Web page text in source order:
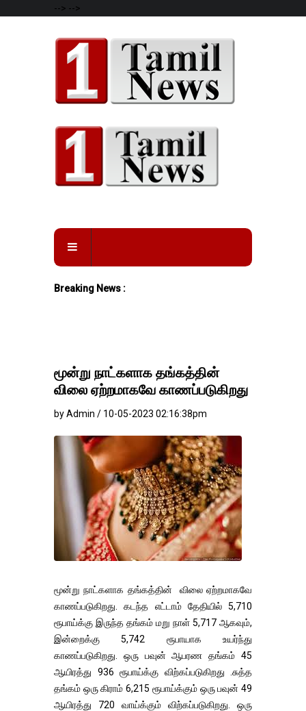
--> -->
Breaking News :
மூன்று நாட்களாக தங்கத்தின்
விலை ஏற்றமாகவே காணப்படுகிறது
by Admin / 10-05-2023 02:16:38pm
மூன்று நாட்களாக தங்கத்தின் விலை ஏற்றமாகவே
காணப்படுகிறது. கடந்த எட்டாம் தேதியில் 5,710
ரூபாய்க்கு இருந்த தங்கம் மறு நாள் 5,717 ஆகவும்,
இன்றைக்கு 5,742 ரூபாயாக உயர்ந்து
காணப்படுகிறது. ஒரு பவுன் ஆபரண தங்கம் 45
ஆயிரத்து 936 ரூபாய்க்கு விற்கப்படுகிறது .சுத்த
தங்கம் ஒரு கிராம் 6,215 ரூபாய்க்கும் ஒரு பவுன் 49
ஆயிரத்து 720 வாய்க்கும் விற்கப்படுகிறது. ஒரு